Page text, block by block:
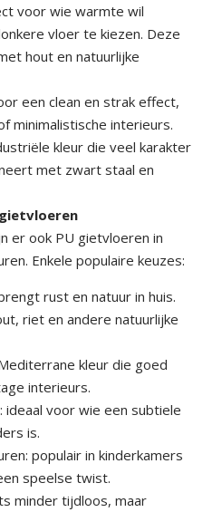
voor wie warmte wil
vloer te kiezen. Deze
hout en natuurlijke
een clean en strak effect,
minimalistische interieurs.
kleur die veel karakter
met zwart staal en
er ook PU gietvloeren in
Enkele populaire keuzes:
rust en natuur in huis.
riet en andere natuurlijke
kleur die goed
interieurs.
ideaal voor wie een subtiele
is.
populair in kinderkamers
speelse twist.
minder tijdloos, maar